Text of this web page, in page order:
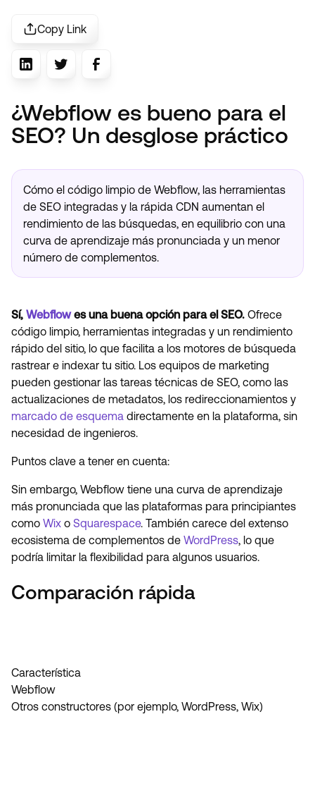
Copy Link
¿Webflow es bueno para el
SEO? Un desglose práctico
Cómo el código limpio de Webflow, las herramientas
de SEO integradas y la rápida CDN aumentan el
rendimiento de las búsquedas, en equilibrio con una
curva de aprendizaje más pronunciada y un menor
número de complementos.
Sí, Webflowes una buena opción para el SEO. Ofrece
código limpio, herramientas integradas y un rendimiento
rápido del sitio, lo que facilita a los motores de búsqueda
rastrear e indexar tu sitio. Los equipos de marketing
pueden gestionar las tareas técnicas de SEO, como las
actualizaciones de metadatos, los redireccionamientos y
marcado de esquema directamente en la plataforma, sin
necesidad de ingenieros.
Puntos clave a tener en cuenta:
Sin embargo, Webflow tiene una curva de aprendizaje
más pronunciada que las plataformas para principiantes
como Wix o Squarespace. También carece del extenso
ecosistema de complementos de WordPress, lo que
podría limitar la flexibilidad para algunos usuarios.
Comparación rápida
Característica
Webflow
Otros constructores (por ejemplo, WordPress, Wix)